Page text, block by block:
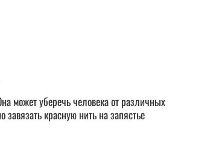
может уберечь человека от различных
красную нить на запястье